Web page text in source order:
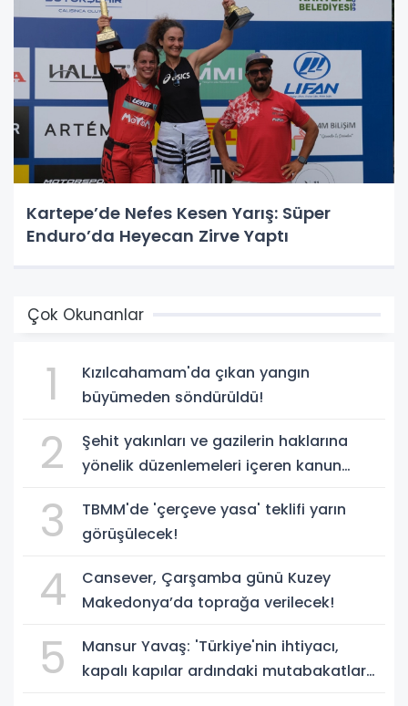
Kartepe’de Nefes Kesen Yarış: Süper
Enduro’da Heyecan Zirve Yaptı
Çok Okunanlar
1
Kızılcahamam'da çıkan yangın
büyümeden söndürüldü!
2
Şehit yakınları ve gazilerin haklarına
yönelik düzenlemeleri içeren kanun
3
TBMM'de 'çerçeve yasa' teklifi yarın
görüşülecek!
4
Cansever, Çarşamba günü Kuzey
Makedonya’da toprağa verilecek!
5
Mansur Yavaş: 'Türkiye'nin ihtiyacı,
kapalı kapılar ardındaki mutabakatlar